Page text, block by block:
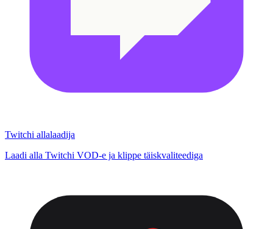
Twitchi allalaadija
Laadi alla Twitchi VOD-e ja klippe täiskvaliteediga